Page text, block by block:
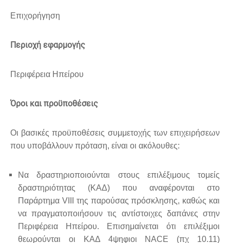
Επιχορήγηση
Περιοχή εφαρμογής
Περιφέρεια Ηπείρου
Όροι και προϋποθέσεις
Οι βασικές προϋποθέσεις συμμετοχής των επιχειρήσεων
που υποβάλλουν πρόταση, είναι οι ακόλουθες:
Να δραστηριοποιούνται στους επιλέξιμους τομείς
δραστηριότητας (ΚΑΔ) που αναφέρονται στο
Παράρτημα VIII της παρούσας πρόσκλησης, καθώς και
να πραγματοποιήσουν τις αντίστοιχες δαπάνες στην
Περιφέρεια Ηπείρου. Επισημαίνεται ότι επιλέξιμοι
θεωρούνται οι ΚΑΔ 4ψηφιοι NACE (πχ 10.11)